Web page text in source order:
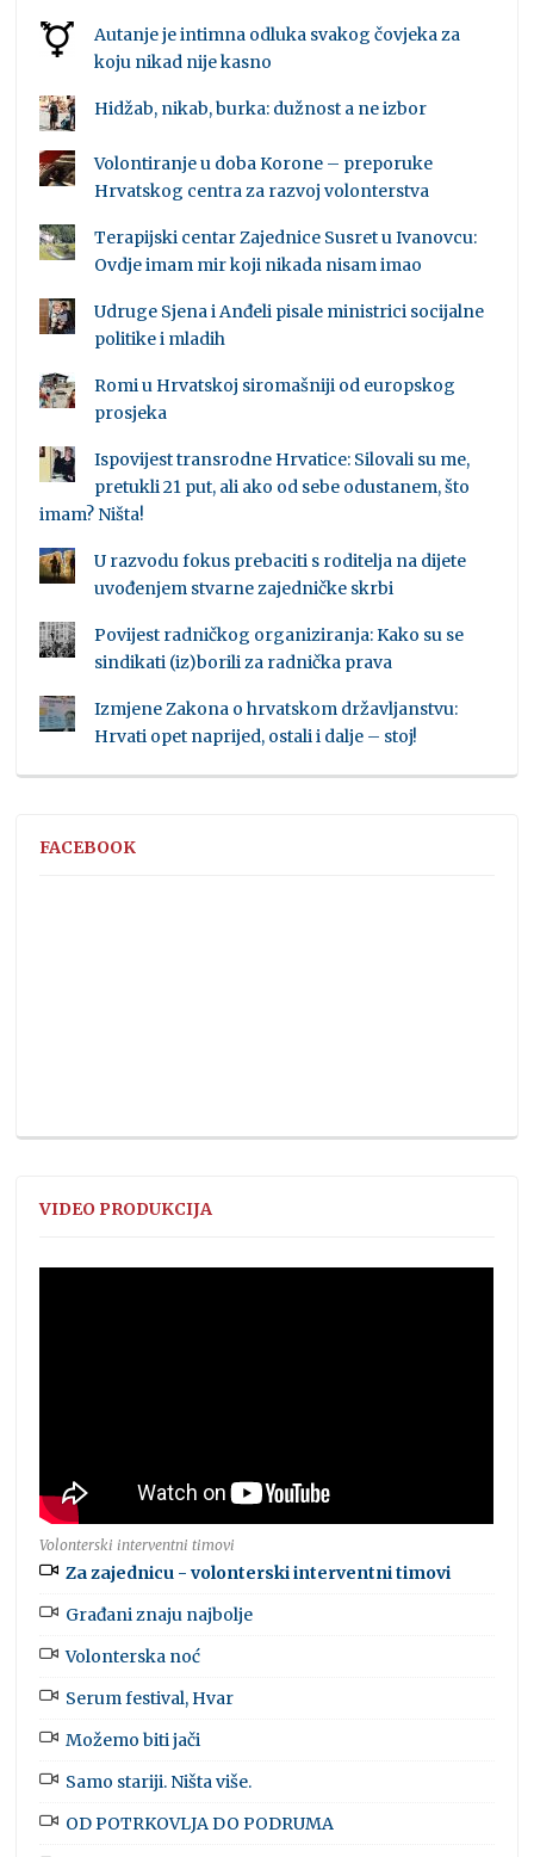
Autanje je intimna odluka svakog čovjeka za
koju nikad nije kasno
Hidžab, nikab, burka: dužnost a ne izbor
Volontiranje u doba Korone – preporuke
Hrvatskog centra za razvoj volonterstva
Terapijski centar Zajednice Susret u Ivanovcu:
Ovdje imam mir koji nikada nisam imao
Udruge Sjena i Anđeli pisale ministrici socijalne
politike i mladih
Romi u Hrvatskoj siromašniji od europskog
prosjeka
Ispovijest transrodne Hrvatice: Silovali su me,
pretukli 21 put, ali ako od sebe odustanem, što
imam? Ništa!
U razvodu fokus prebaciti s roditelja na dijete
uvođenjem stvarne zajedničke skrbi
Povijest radničkog organiziranja: Kako su se
sindikati (iz)borili za radnička prava
Izmjene Zakona o hrvatskom državljanstvu:
Hrvati opet naprijed, ostali i dalje – stoj!
FACEBOOK
VIDEO PRODUKCIJA
Volonterski interventni timovi
Za zajednicu - volonterski interventni timovi
Građani znaju najbolje
Volonterska noć
Serum festival, Hvar
Možemo biti jači
Samo stariji. Ništa više.
OD POTRKOVLJA DO PODRUMA